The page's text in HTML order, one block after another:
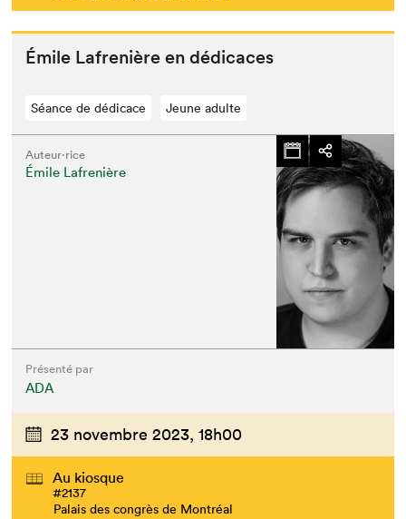
Émile Lafrenière en dédicaces
Séance de dédicace Jeune adulte
Auteur·rice
Émile Lafrenière
Présenté par
ADA
23 novembre 2023, 18h00
Au kiosque
#2137
Palais des congrès de Montréal